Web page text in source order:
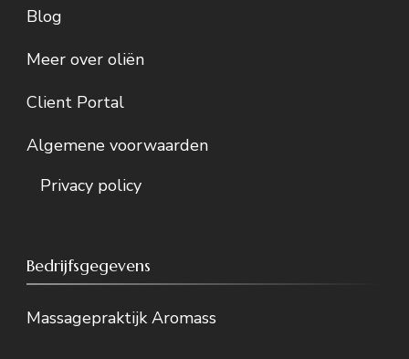
Blog
Meer over oliën
Client Portal
Algemene voorwaarden
Privacy policy
Bedrijfsgegevens
Massagepraktijk Aromass